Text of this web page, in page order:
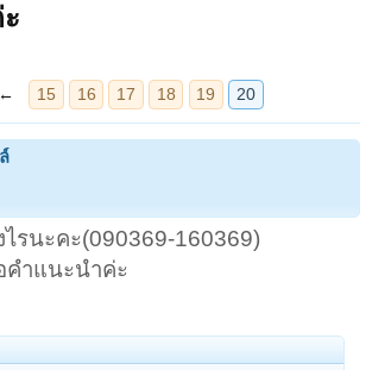
ไรนะคะ(090369-160369)
คำแนะนำค่ะ